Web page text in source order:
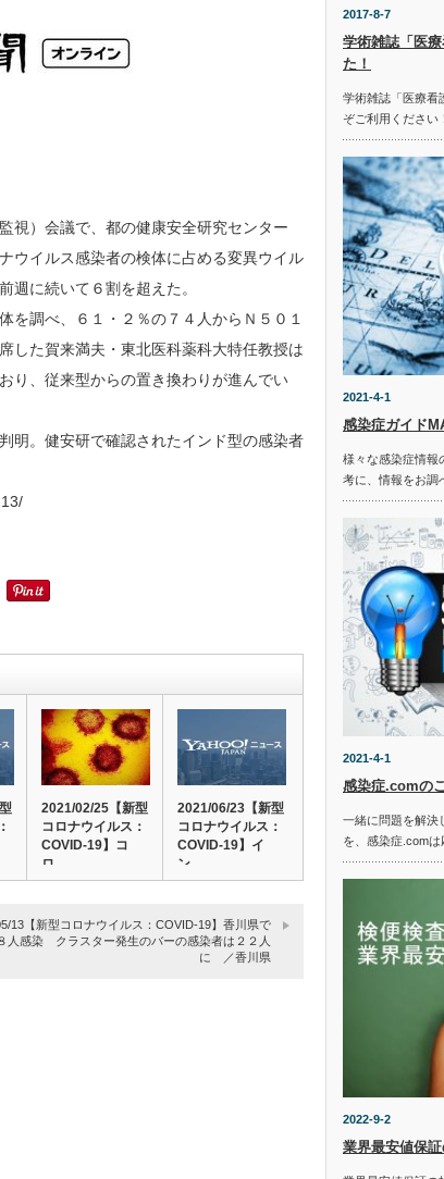
視）会議で、都の健康安全研究センター
ウイルス感染者の検体に占める変異ウイル
週に続いて６割を超えた。
を調べ、６１・２％の７４人からＮ５０１
した賀来満夫・東北医科薬科大特任教授は
り、従来型からの置き換わりが進んでい
明。健安研で確認されたインド型の感染者
2021/02/25【新型
コロナウイルス：
COVID-19】コ
ロ…
2021/06/23【新型
コロナウイルス：
COVID-19】イ
ン…
13【新型コロナウイルス：COVID-19】香川県で
人感染 クラスター発生のバーの感染者は２２人
に ／香川県
2017-8-7
学術雑誌「医
た！
学術雑誌「医療看
ぞご利用ください
2021-4-1
感染症ガイド
様々な感染症情報
考に、情報をお調
2021-4-1
感染症.comの
一緒に問題を解決
を、感染症.com
2022-9-2
業界最安値保